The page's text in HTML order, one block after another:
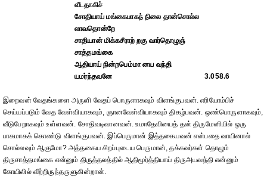
வீடதாகிச்
சோதியாய் மங்கைபாகந் நிலை தான்சொல்ல
லாவதொன்றே
சாதியான் மிக்கசீராற் றகு வார்தொழுஞ்
சாத்தமங்கை
ஆதியாய் நின்றபெம்மா னய வந்தி
யமர்ந்தவனே
3.058.6
இறைவன் வேதங்களை அருளி வேதப் பொருளாகவும் விளங்குபவன். எரியோம்பிச்
செய்யப்படும் வேத வேள்வியாகவும், ஞானவேள்வியாகவும் திகழ்பவன். ஒண்பொருளாகவும்,
வீடுபேறாகவும் உள்ளவன். சோதிவடிவானவன். உமாதேவியைத் தன் திருமேனியில் ஒரு
பாகமாகக் கொண்டு விளங்குபவன். இப்பெருமான் இத்தகையவன் என்பதை வாயினால்
சொல்லவும் ஆகுமோ? அத்தகைய சிறப்புடைய பெருமான், தக்கவர்கள் தொழும்
திருசாத்தமங்கை என்னும் திருத்தலத்தில் ஆதிமூர்த்தியாய் திருஅயவந்தி என்னும்
கோயிலில் வீற்றிருந்தருளுகின்றான்.